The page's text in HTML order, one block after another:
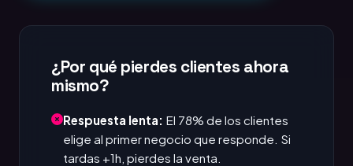
¿Por qué pierdes clientes ahora
mismo?
Respuesta lenta: El 78% de los clientes
elige al primer negocio que responde. Si
tardas +1h, pierdes la venta.